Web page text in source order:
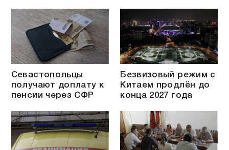
Севастопольцы
получают доплату к
пенсии через СФР
Безвизовый режим с
Китаем продлён до
конца 2027 года